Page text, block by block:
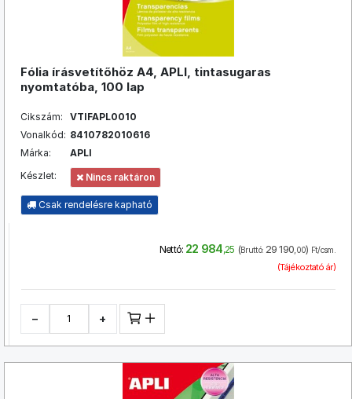
Fólia írásvetítőhöz A4, APLI, tintasugaras
nyomtatóba, 100 lap
Cikszám:
VTIFAPL0010
Vonalkód: 8410782010616
Márka:
APLI
Készlet:
Nincs raktáron
Csak rendelésre kapható
Nettó: 22 984,25 (Bruttó: 29 190,00) Ft/csm.
(Tájékoztató ár)
− +